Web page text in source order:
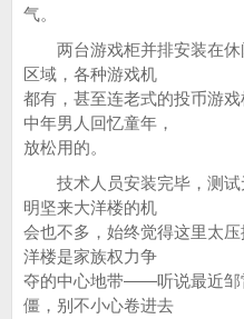
气。
两台游戏柜并排安装在休
区域，各种游戏机
都有，甚至连老式的投币游
中年男人回忆童年，
放松用的。
技术人员安装完毕，测试
明坚来大洋楼的机
会也不多，始终觉得这里太
洋楼是家族权力争
夺的中心地带——听说最近邹
僵，别不小心卷进去